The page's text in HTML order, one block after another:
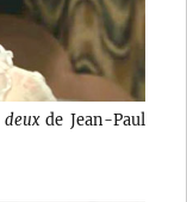
de Jean-Paul